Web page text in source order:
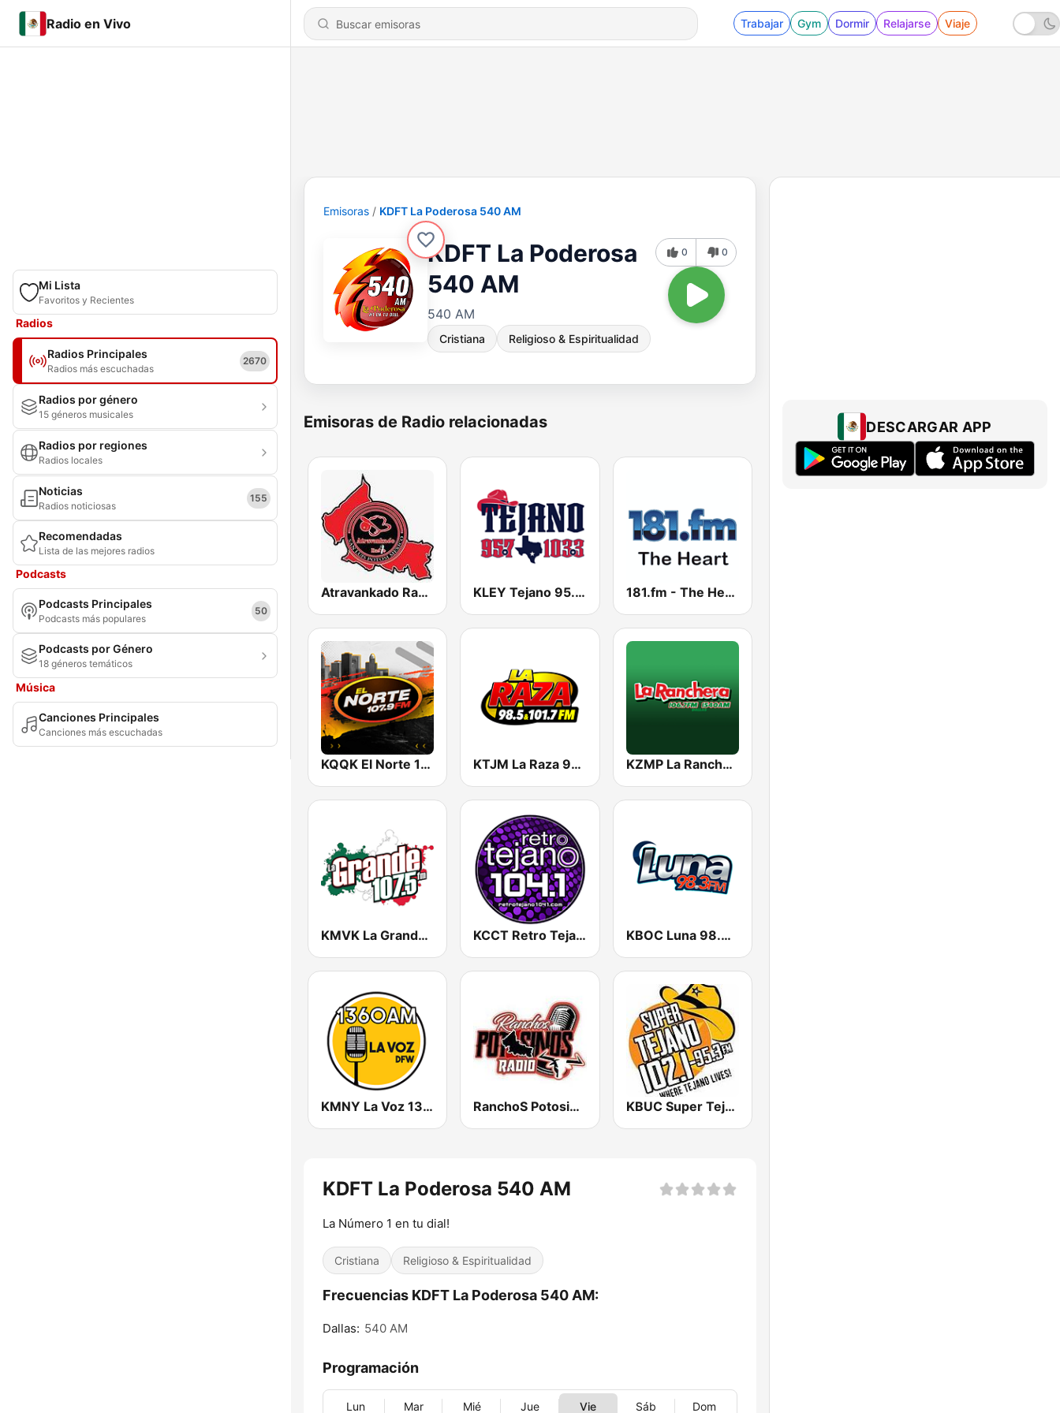
Radio en Vivo Trabajar Gym Dormir Relajarse Viaje
Mi Lista
Favoritos y Recientes
Radios
Radios Principales
Radios más escuchadas
2670
Radios por género
15 géneros musicales
Radios por regiones
Radios locales
Noticias
Radios noticiosas
155
Recomendadas
Lista de las mejores radios
Podcasts
Podcasts Principales
Podcasts más populares
50
Podcasts por Género
18 géneros temáticos
Música
Canciones Principales
Canciones más escuchadas
Emisoras KDFT La Poderosa 540 AM
KDFT La Poderosa
540 AM
540 AM
Cristiana Religioso & Espiritualidad
0 0
Emisoras de Radio relacionadas
Atravankado Radio KLEY Tejano 95.7 & 103.3 181.fm - The Heart (Love Songs)
KQQK El Norte 107.9 / 101.7 FM KTJM La Raza 98.5 / 103.3 FM KJOJ KZMP La Ranchera 106.7 FM and 1540 AM
KMVK La Grande 107.5 FM KCCT Retro Tejano 104.1 FM KBOC Luna 98.3 FM
KMNY La Voz 1360 AM RanchoS PotosinoS Radio KBUC Super Tejano 102.1 (US Only)
KDFT La Poderosa 540 AM
La Número 1 en tu dial!
Cristiana Religioso & Espiritualidad
Frecuencias KDFT La Poderosa 540 AM:
Dallas: 540 AM
Programación
Lun Mar Mié Jue Vie Sáb Dom
DESCARGAR APP